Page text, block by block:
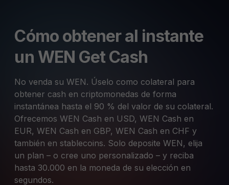
Cómo obtener al instante
un WEN Get Cash
No venda su WEN. Úselo como colateral para
obtener cash en criptomonedas de forma
instantánea hasta el 90 % del valor de su colateral.
Ofrecemos WEN Cash en USD, WEN Cash en
EUR, WEN Cash en GBP, WEN Cash en CHF y
también en stablecoins. Solo deposite WEN, elija
un plan – o cree uno personalizado – y reciba
hasta 30.000 en la moneda de su elección en
segundos.